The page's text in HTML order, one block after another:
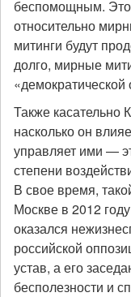
беспомощным. Это
относительно
митинги будут
долго, мирные
«демократической
Также касательно
насколько он
управляет ими —
степени
В свое время,
Москве в 2012
оказался
российской
устав, а его
бесполезности и